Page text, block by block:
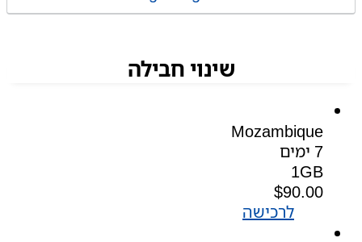
שינוי חבילה
Mozambique
7 ימים
1GB
$90.00
לרכישה